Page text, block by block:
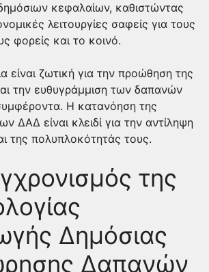
κεφαλαίων, καθιστώντας
λειτουργίες σαφείς για τους
φορείς και το κοινό.
είναι ζωτική για την προώθηση της
την ευθυγράμμιση των δαπανών
Η κατανόηση της
ΔΑΔ είναι κλειδί για την αντίληψη
της πολυπλοκότητάς τους.
της
Δημόσιας
Δαπανών